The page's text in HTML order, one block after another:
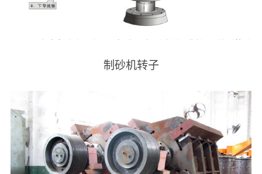
制砂机转子